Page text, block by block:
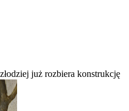
już rozbiera konstrukcję